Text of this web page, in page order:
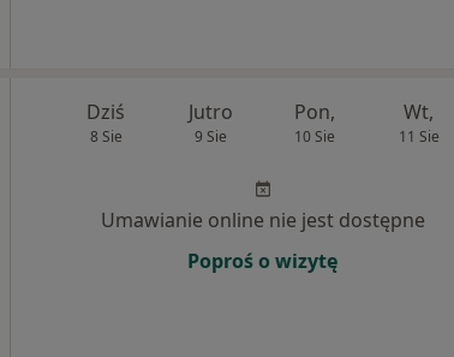
Dziś
8 Sie
Jutro
9 Sie
Pon,
10 Sie
Wt,
11 Sie
Umawianie online nie jest dostępne
Poproś o wizytę